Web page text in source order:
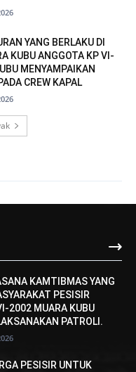
YANG BERLAKU DI
KUBU ANGGOTA KP VI-
MENYAMPAIKAN
CREW KAPAL
KAMTIBMAS YANG
PESISIR
2002 MUARA KUBU
PATROLI.
PESISIR UNTUK